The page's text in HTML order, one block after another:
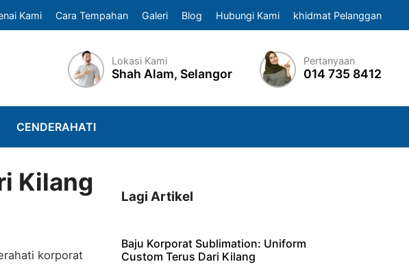
Kami Cara Tempahan Galeri Blog Hubungi Kami khidmat Pelanggan
Lokasi Kami
Shah Alam, Selangor
Pertanyaan
014 735 8412
CENDERAHATI
Kilang
korporat
Lagi Artikel
Baju Korporat Sublimation: Uniform
Custom Terus Dari Kilang